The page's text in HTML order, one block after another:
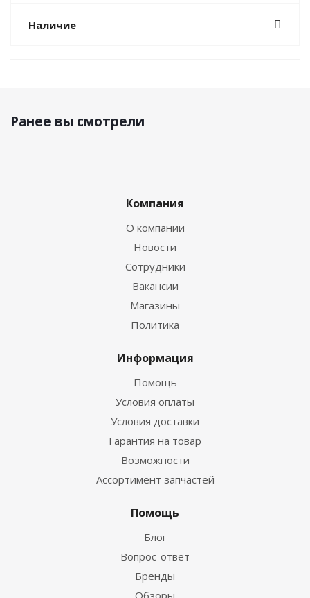
Наличие
Ранее вы смотрели
Компания
О компании
Новости
Сотрудники
Вакансии
Магазины
Политика
Информация
Помощь
Условия оплаты
Условия доставки
Гарантия на товар
Возможности
Ассортимент запчастей
Помощь
Блог
Вопрос-ответ
Бренды
Обзоры